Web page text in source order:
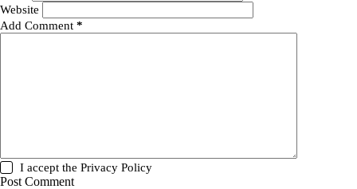
Website
Add Comment *
I accept thePrivacy Policy
Post Comment